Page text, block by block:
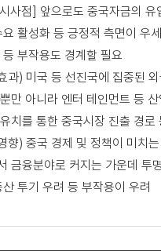
사점] 앞으로도 중국자금의 유
활성화 등 긍정적 측면이 우
부작용도 경계할 필요
과) 미국 등 선진국에 집중된
만 아니라 엔터 테인먼트 등 산
치를 통한 중국시장 진출 경로
향) 중국 경제 및 정책이 미치
금융분야로 커지는 가운데 투
투기 우려 등 부작용이 우려